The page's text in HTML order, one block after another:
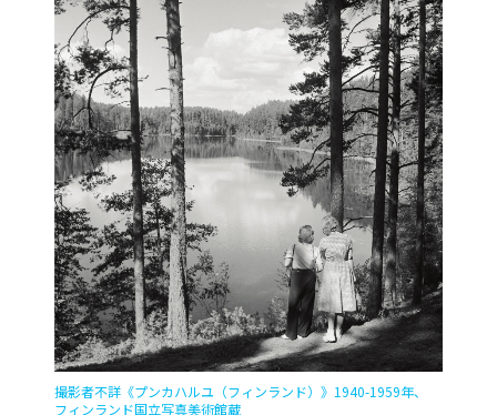
撮影者不詳《プンカハルユ（フィンランド）》1940-1959年、
フィンランド国立写真美術館蔵